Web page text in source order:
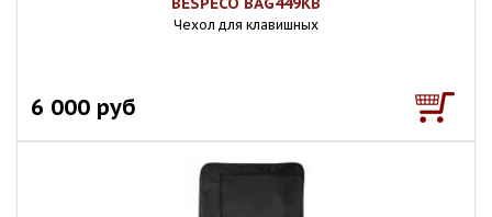
Чехол для клавишных
6 000 руб